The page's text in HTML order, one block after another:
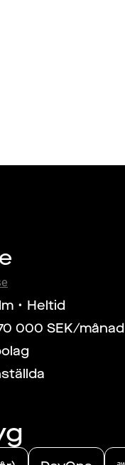
Heltid
000 SEK/månad